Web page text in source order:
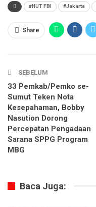
#HUT FBI #Jakarta
Share
SEBELUM
33 Pemkab/Pemko se-
Sumut Teken Nota
Kesepahaman, Bobby
Nasution Dorong
Percepatan Pengadaan
Sarana SPPG Program
MBG
Baca Juga: